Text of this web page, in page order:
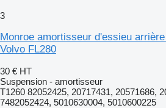
3
Monroe amortisseur d'essieu
Volvo FL280
30 € HT
Suspension - amortisseur
T1260 82052425, 20717431, 20571686,
7482052424, 5010630004, 5010600225